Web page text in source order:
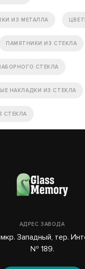
ИЗ МЕТАЛЛА
ПАМЯТНИКИ ИЗ СТЕКЛА
СТЕКЛА
НАКЛАДКИ ИЗ СТЕКЛА
СТЕКЛА
АДРЕС ЗАВОДА
Западный, тер.
№ 189.